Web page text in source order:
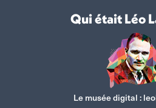
Qui était Léo
Le musée digital :